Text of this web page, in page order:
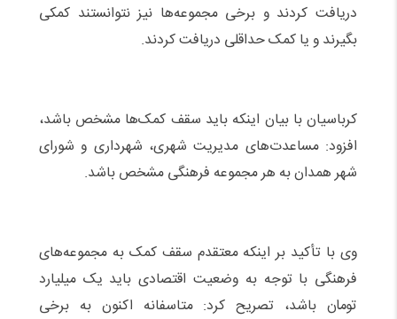
دریافت کردند و برخی مجموعه‌ها نیز نتوانستند کمکی
بگیرند و یا کمک حداقلی دریافت کردند.
کرباسیان با بیان اینکه باید سقف کمک‌ها مشخص باشد،
افزود: مساعدت‌های مدیریت شهری، شهرداری و شورای
شهر همدان به هر مجموعه فرهنگی مشخص باشد.
وی با تأکید بر اینکه معتقدم سقف کمک به مجموعه‌های
فرهنگی با توجه به وضعیت اقتصادی باید یک میلیارد
تومان باشد، تصریح کرد: متاسفانه اکنون به برخی